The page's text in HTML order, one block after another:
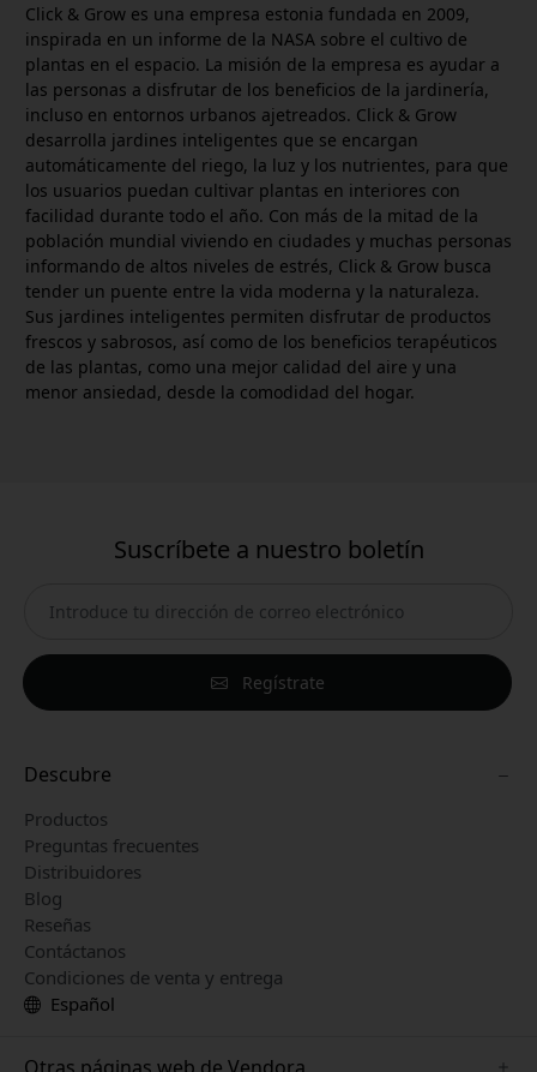
Click & Grow es una empresa estonia fundada en 2009,
inspirada en un informe de la NASA sobre el cultivo de
plantas en el espacio. La misión de la empresa es ayudar a
las personas a disfrutar de los beneficios de la jardinería,
incluso en entornos urbanos ajetreados. Click & Grow
desarrolla jardines inteligentes que se encargan
automáticamente del riego, la luz y los nutrientes, para que
los usuarios puedan cultivar plantas en interiores con
facilidad durante todo el año. Con más de la mitad de la
población mundial viviendo en ciudades y muchas personas
informando de altos niveles de estrés, Click & Grow busca
tender un puente entre la vida moderna y la naturaleza.
Sus jardines inteligentes permiten disfrutar de productos
frescos y sabrosos, así como de los beneficios terapéuticos
de las plantas, como una mejor calidad del aire y una
menor ansiedad, desde la comodidad del hogar.
Suscríbete a nuestro boletín
Regístrate
Descubre
Productos
Preguntas frecuentes
Distribuidores
Blog
Reseñas
Contáctanos
Condiciones de venta y entrega
Español